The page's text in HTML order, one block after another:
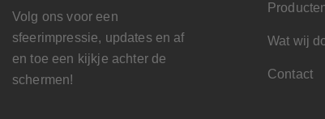
Volg ons voor een
sfeerimpressie, updates en af
en toe een kijkje achter de
schermen!
Wat wij
Contact